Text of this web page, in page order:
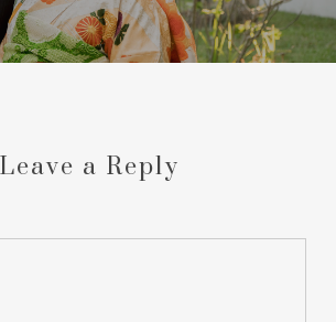
Leave a Reply